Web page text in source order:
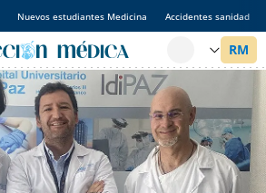
Nuevos estudiantes Medicina Accidentes sanidad